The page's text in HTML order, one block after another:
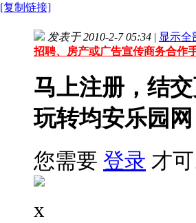
[复制链接]
发表于 2010-2-7 05:34 | 显示全
招聘、房产或广告宣传商务合作
马上注册，结
玩转均安乐园网
您需要 登录 才
x